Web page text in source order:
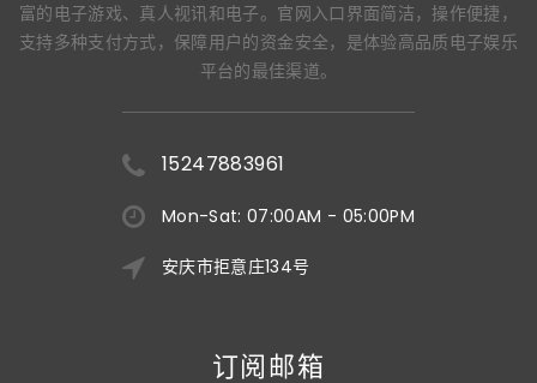
富的电子游戏、真人视讯和电子。官网入口界面简洁，操作便捷，
支持多种支付方式，保障用户的资金安全，是体验高品质电子娱乐
平台的最佳渠道。
15247883961
Mon-Sat: 07:00AM - 05:00PM
安庆市拒意庄134号
订阅邮箱